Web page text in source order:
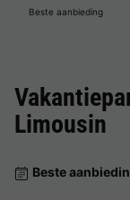
Beste aanbieding
Limousin
Beste